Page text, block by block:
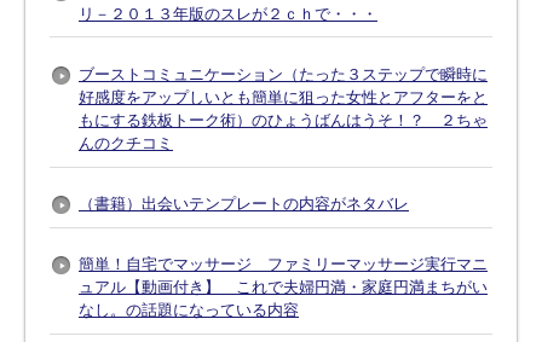
リ－２０１３年版のスレが２ｃｈで・・・
ブーストコミュニケーション（たった３ステップで瞬時に
好感度をアップしいとも簡単に狙った女性とアフターをと
もにする鉄板トーク術）のひょうばんはうそ！？ ２ちゃ
んのクチコミ
（書籍）出会いテンプレートの内容がネタバレ
簡単！自宅でマッサージ ファミリーマッサージ実行マニ
ュアル【動画付き】 これで夫婦円満・家庭円満まちがい
なし。の話題になっている内容